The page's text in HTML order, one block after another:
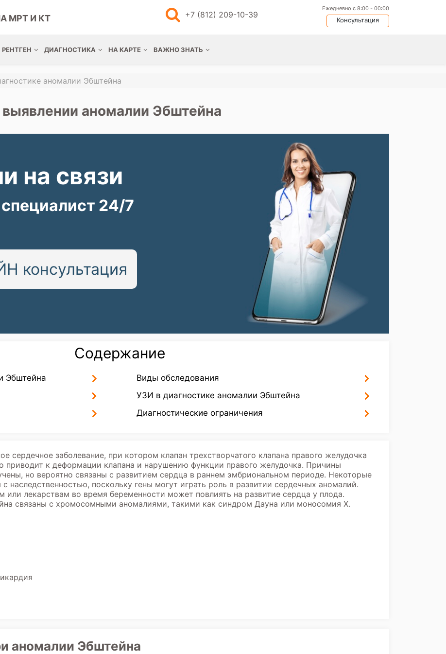
МРТ И КТ +7 (812) 209-10-39
Ежедневно с 8:00 - 00:00
Консультация
РЕНТГЕН ДИАГНОСТИКА НА КАРТЕ ВАЖНО ЗНАТЬ
аномалии Эбштейна
аномалии Эбштейна
консультация
на связи
24/7
Содержание
Эбштейна
Виды обследования
УЗИ в диагностике аномалии Эбштейна
Диагностические ограничения
сердечное заболевание, при котором клапан трехстворчатого клапана правого желудочка
приводит к деформации клапана и нарушению функции правого желудочка. Причины
но вероятно связаны с развитием сердца в раннем эмбриональном периоде. Некоторые
наследственностью, поскольку гены могут играть роль в развитии сердечных аномалий.
или лекарствам во время беременности может повлиять на развитие сердца у плода.
связаны с хромосомными аномалиями, такими как синдром Дауна или моносомия X.
аномалии Эбштейна